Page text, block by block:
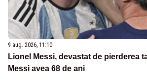
9 aug. 2026, 11:10
Lionel Messi, devastat de pierderea
Messi avea 68 de ani